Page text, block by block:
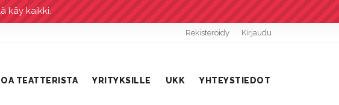
käy kaikki.
Rekisteröidy Kirjaudu
YHTEYSTIEDOT
UKK
YRITYKSILLE
TEATTERISTA